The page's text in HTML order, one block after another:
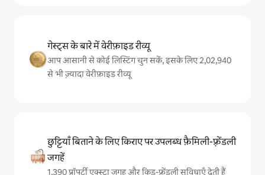
गेस्ट्स के बारे में वेरीफ़ाइड रीव्यू
आप आसानी से कोई लिस्टिंग चुन सकें, इसके लिए 2,02,940
से भी ज़्यादा वेरीफ़ाइड रीव्यू
छुट्टियाँ बिताने के लिए किराए पर उपलब्ध फ़ैमिली-फ़्रेंडली
जगहें
1,390 प्रॉपर्टी एक्स्ट्रा जगह और किड-फ़्रेंडली सुविधाएँ देती हैं